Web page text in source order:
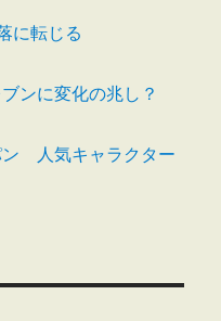
に転じる
ンに変化の兆し？
人気キャラクター